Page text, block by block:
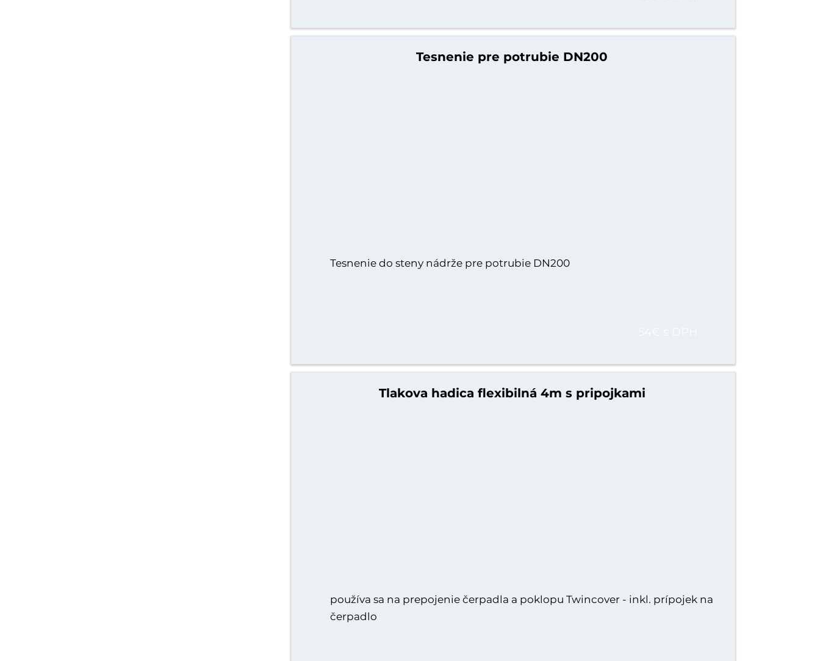
Tesnenie pre potrubie DN200
Tesnenie do steny nádrže pre potrubie DN200
Tlakova hadica flexibilná 4m s pripojkami
používa sa na prepojenie čerpadla a poklopu Twincover - inkl. prípojek na
čerpadlo